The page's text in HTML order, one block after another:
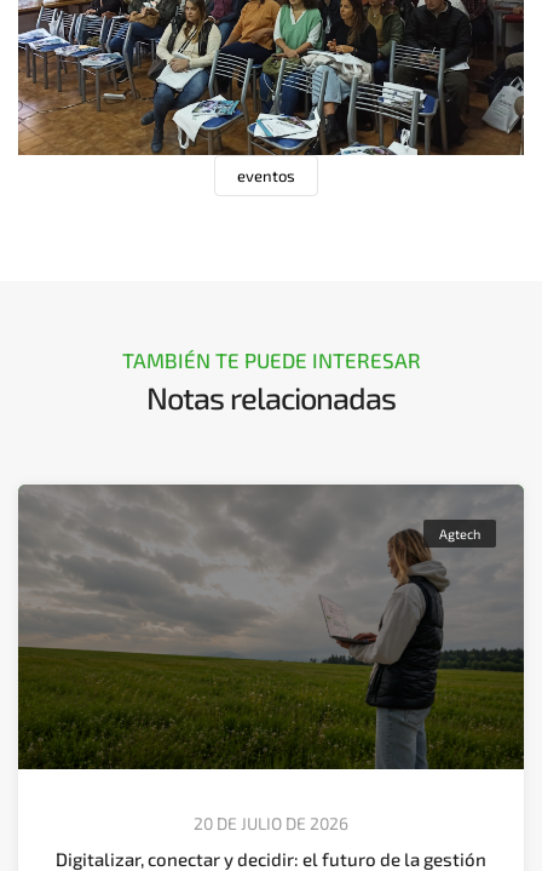
eventos
TAMBIÉN TE PUEDE INTERESAR
Notas relacionadas
Agtech
20 DE JULIO DE 2026
Digitalizar, conectar y decidir: el futuro de la gestión